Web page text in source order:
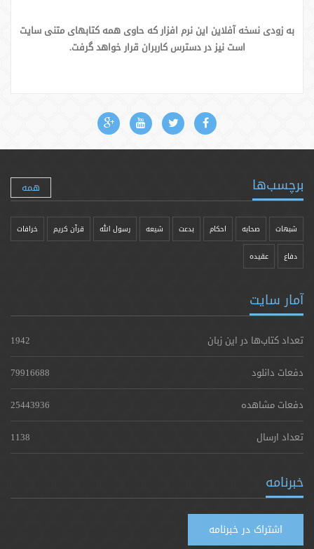
به زودی نسخه آفلاین این نرم افزار که حاوی همه کتابهای متنی سایت
است نیز در دسترس کاربران قرار خواهد گرفت.
برچسب‌ها همه
شبهات صحابه احکام بدعت شیعه رسول الله قرآن کریم خرافات
دفاع عقیده
آمار سایت
تعداد کتاب‌ها در این زبان
1942
دفعات دانلود
79916688
دفعات مشاهده
25443936
تعداد ارسال
1138
خبرنامه
اشتراک در خبرنامه